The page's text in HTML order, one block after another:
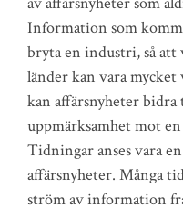
Information som
bryta en industri, så att
länder kan vara
kan affärsnyheter
uppmärksamhet mot
Tidningar anses vara
affärsnyheter. Många
ström av information